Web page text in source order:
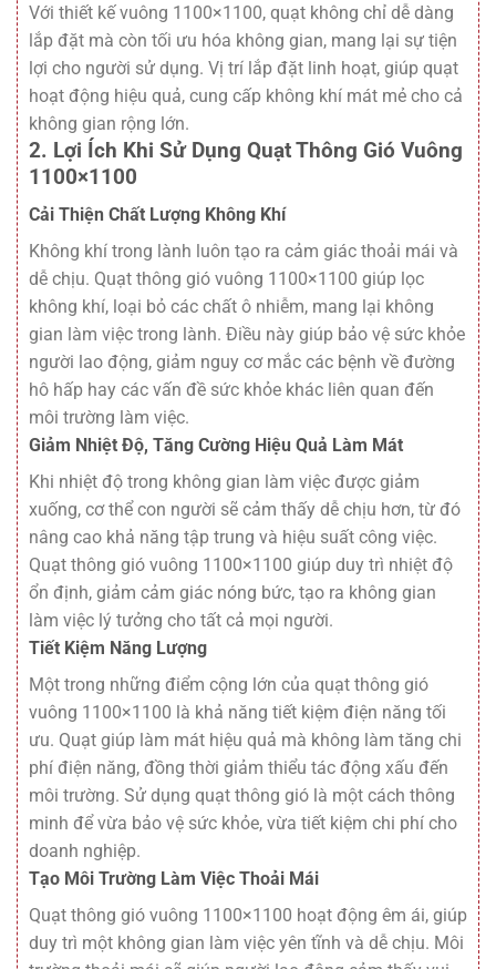
Với thiết kế vuông 1100×1100, quạt không chỉ dễ dàng
lắp đặt mà còn tối ưu hóa không gian, mang lại sự tiện
lợi cho người sử dụng. Vị trí lắp đặt linh hoạt, giúp quạt
hoạt động hiệu quả, cung cấp không khí mát mẻ cho cả
không gian rộng lớn.
2. Lợi Ích Khi Sử Dụng Quạt Thông Gió Vuông
1100×1100
Cải Thiện Chất Lượng Không Khí
Không khí trong lành luôn tạo ra cảm giác thoải mái và
dễ chịu. Quạt thông gió vuông 1100×1100 giúp lọc
không khí, loại bỏ các chất ô nhiễm, mang lại không
gian làm việc trong lành. Điều này giúp bảo vệ sức khỏe
người lao động, giảm nguy cơ mắc các bệnh về đường
hô hấp hay các vấn đề sức khỏe khác liên quan đến
môi trường làm việc.
Giảm Nhiệt Độ, Tăng Cường Hiệu Quả Làm Mát
Khi nhiệt độ trong không gian làm việc được giảm
xuống, cơ thể con người sẽ cảm thấy dễ chịu hơn, từ đó
nâng cao khả năng tập trung và hiệu suất công việc.
Quạt thông gió vuông 1100×1100 giúp duy trì nhiệt độ
ổn định, giảm cảm giác nóng bức, tạo ra không gian
làm việc lý tưởng cho tất cả mọi người.
Tiết Kiệm Năng Lượng
Một trong những điểm cộng lớn của quạt thông gió
vuông 1100×1100 là khả năng tiết kiệm điện năng tối
ưu. Quạt giúp làm mát hiệu quả mà không làm tăng chi
phí điện năng, đồng thời giảm thiểu tác động xấu đến
môi trường. Sử dụng quạt thông gió là một cách thông
minh để vừa bảo vệ sức khỏe, vừa tiết kiệm chi phí cho
doanh nghiệp.
Tạo Môi Trường Làm Việc Thoải Mái
Quạt thông gió vuông 1100×1100 hoạt động êm ái, giúp
duy trì một không gian làm việc yên tĩnh và dễ chịu. Môi